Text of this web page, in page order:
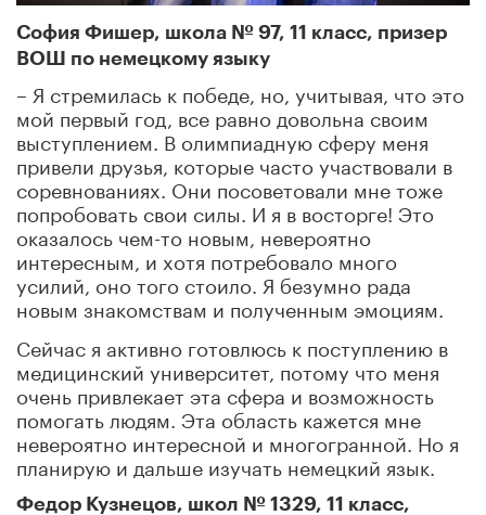
София Фишер, школа № 97, 11 класс, призер
ВОШ по немецкому языку
– Я стремилась к победе, но, учитывая, что это
мой первый год, все равно довольна своим
выступлением. В олимпиадную сферу меня
привели друзья, которые часто участвовали в
соревнованиях. Они посоветовали мне тоже
попробовать свои силы. И я в восторге! Это
оказалось чем-то новым, невероятно
интересным, и хотя потребовало много
усилий, оно того стоило. Я безумно рада
новым знакомствам и полученным эмоциям.
Сейчас я активно готовлюсь к поступлению в
медицинский университет, потому что меня
очень привлекает эта сфера и возможность
помогать людям. Эта область кажется мне
невероятно интересной и многогранной. Но я
планирую и дальше изучать немецкий язык.
Федор Кузнецов, школ № 1329, 11 класс,